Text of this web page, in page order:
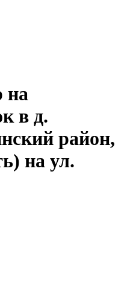
на
в д.
район,
на ул.